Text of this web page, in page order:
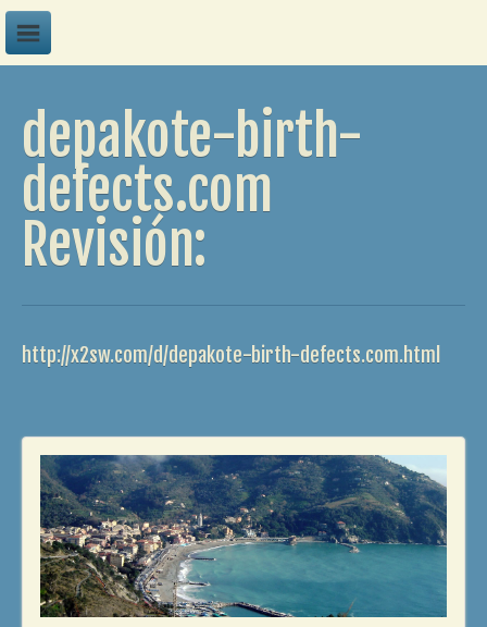
G
H
depakote-birth-
defects.com
Revisión:
http://x2sw.com/d/depakote-birth-defects.com.html